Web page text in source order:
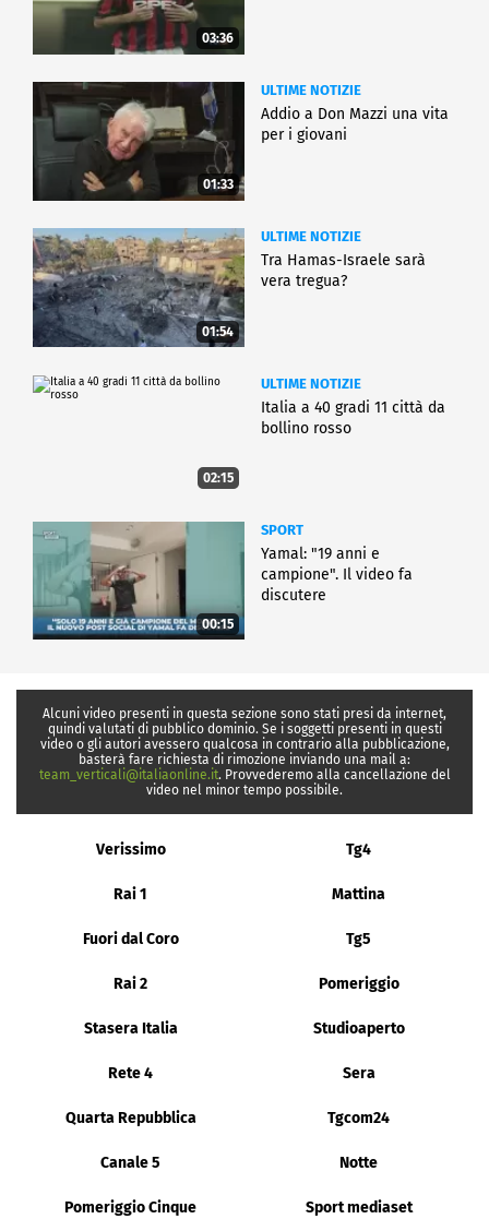
03:36
01:33
ULTIME NOTIZIE
Addio a Don Mazzi una vita
per i giovani
01:54
ULTIME NOTIZIE
Tra Hamas-Israele sarà
vera tregua?
02:15
ULTIME NOTIZIE
Italia a 40 gradi 11 città da
bollino rosso
00:15
SPORT
Yamal: "19 anni e
campione". Il video fa
discutere
Alcuni video presenti in questa sezione sono stati presi da internet,
quindi valutati di pubblico dominio. Se i soggetti presenti in questi
video o gli autori avessero qualcosa in contrario alla pubblicazione,
basterà fare richiesta di rimozione inviando una mail a:
team_verticali@italiaonline.it. Provvederemo alla cancellazione del
video nel minor tempo possibile.
Verissimo Tg4
Rai 1 Mattina
Fuori dal Coro Tg5
Rai 2 Pomeriggio
Stasera Italia Studioaperto
Rete 4 Sera
Quarta Repubblica Tgcom24
Canale 5 Notte
Pomeriggio Cinque Sport mediaset